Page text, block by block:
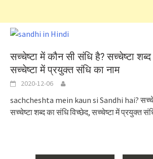
सच्चेष्टा में कौन सी संधि है? सच्चेष्टा
सच्चेष्टा में प्रयुक्त संधि का नाम
2020-12-06
sachcheshta mein kaun si Sandhi hai?
सच्चेष्टा शब्द का संधि विच्छेद, सच्चेष्टा में प्रयुक्त